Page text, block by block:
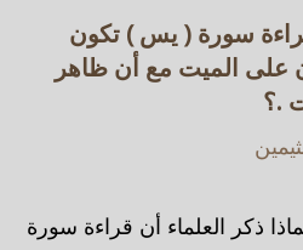
قراءة سورة ( يس ) تكون
على الميت مع أن ظاهر
.؟
ذكر العلماء أن قراءة سورة